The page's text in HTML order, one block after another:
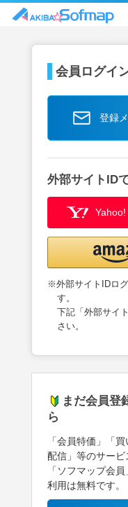
会員ログイ
登録
外部サイトID
※外部サイトIDロ
す。
下記「外部サイ
さい。
まだ会員登
ら
「会員特価」「
配信」等のサービ
「ソフマップ会
利用は無料です。